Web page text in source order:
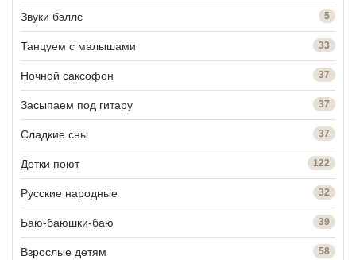
Звуки бэллс 5
Танцуем с малышами 33
Ночной саксофон 37
Засыпаем под гитару 37
Сладкие сны 37
Детки поют 122
Русские народные 32
Баю-баюшки-баю 39
Взрослые детям 58